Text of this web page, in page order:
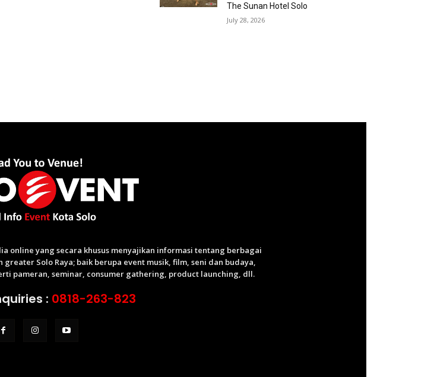
The Sunan Hotel Solo
July 28, 2026
online yang secara khusus menyajikan informasi tentang berbagai
Solo Raya; baik berupa event musik, film, seni dan budaya,
pameran, seminar, consumer gathering, product launching, dll.
: 0818-263-823